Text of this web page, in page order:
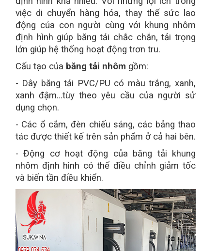
việc di chuyển hàng hóa, thay thế sức lao
động của con người cùng với khung nhôm
định hình giúp băng tải chắc chắn, tải trọng
lớn giúp hệ thống hoạt động trơn tru.
Cấu tạo của băng tải nhôm gồm:
- Dây băng tải PVC/PU có màu trắng, xanh,
xanh đậm…tùy theo yêu cầu của người sử
dụng chọn.
- Các ổ cắm, đèn chiếu sáng, các bảng thao
tác được thiết kế trên sản phẩm ở cả hai bên.
- Động cơ hoạt động của băng tải khung
nhôm định hình có thể điều chỉnh giảm tốc
và biến tần điều khiển.